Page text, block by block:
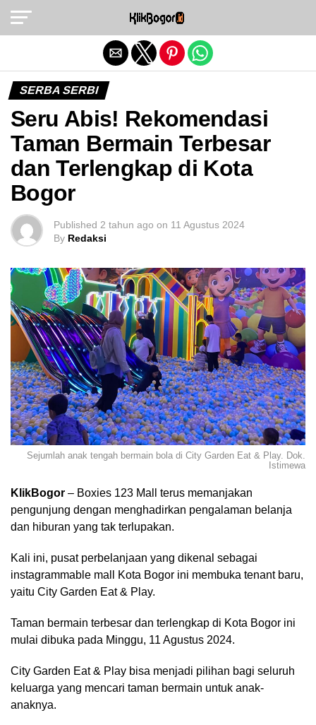
SERBA SERBI
Seru Abis! Rekomendasi
Taman Bermain Terbesar
dan Terlengkap di Kota
Bogor
Published 2 tahun ago on 11 Agustus 2024
By Redaksi
Sejumlah anak tengah bermain bola di City Garden Eat & Play. Dok.
Istimewa
KlikBogor – Boxies 123 Mall terus memanjakan
pengunjung dengan menghadirkan pengalaman belanja
dan hiburan yang tak terlupakan.
Kali ini, pusat perbelanjaan yang dikenal sebagai
instagrammable mall Kota Bogor ini membuka tenant baru,
yaitu City Garden Eat & Play.
Taman bermain terbesar dan terlengkap di Kota Bogor ini
mulai dibuka pada Minggu, 11 Agustus 2024.
City Garden Eat & Play bisa menjadi pilihan bagi seluruh
keluarga yang mencari taman bermain untuk anak-
anaknya.
Exit mobile version